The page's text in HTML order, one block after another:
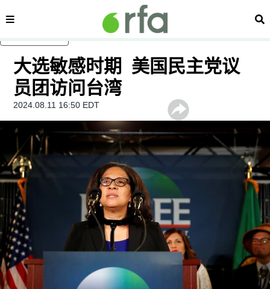
内容分类 搜
大选敏感时期 美国民主党议
员团访问台湾
2024.08.11 16:50 EDT